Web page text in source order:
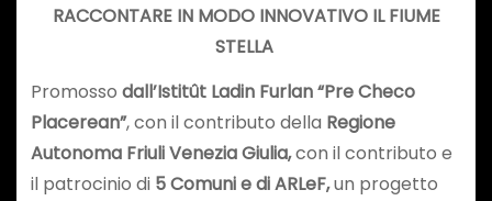
RACCONTARE IN MODO INNOVATIVO IL FIUME
STELLA
Promosso dall’Istitût Ladin Furlan “Pre Checo
Placerean”, con il contributo della Regione
Autonoma Friuli Venezia Giulia,con il contributo e
il patrocinio di 5 Comuni e di ARLeF,un progetto